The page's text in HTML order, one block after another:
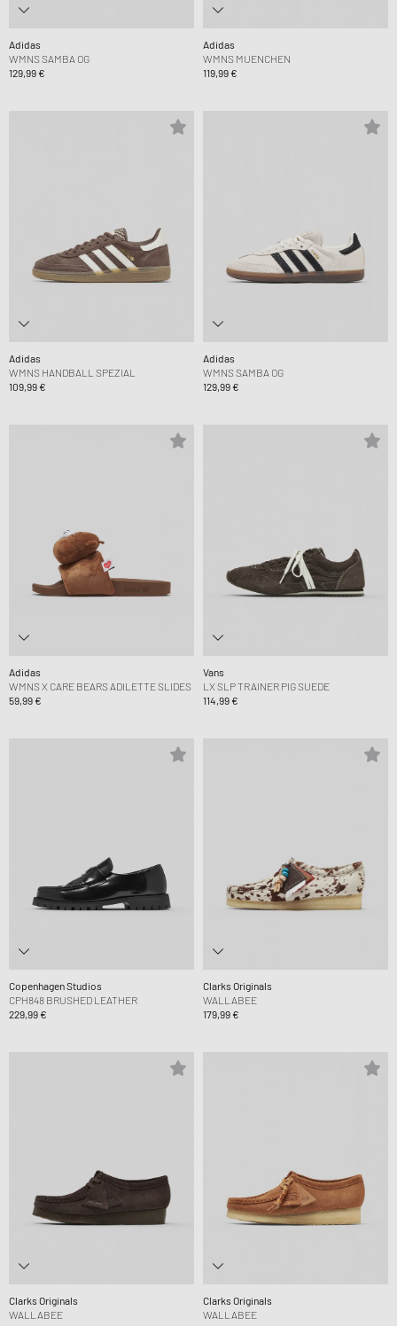
Adidas
WMNS SAMBA OG
129,99 €
Adidas
WMNS MUENCHEN
119,99 €
Adidas
WMNS HANDBALL SPEZIAL
109,99 €
Adidas
WMNS SAMBA OG
129,99 €
Adidas
WMNS X CARE BEARS ADILETTE SLIDES
59,99 €
Vans
LX SLP TRAINER PIG SUEDE
114,99 €
Copenhagen Studios
CPH848 BRUSHED LEATHER
229,99 €
Clarks Originals
WALLABEE
179,99 €
Clarks Originals
WALLABEE
Clarks Originals
WALLABEE